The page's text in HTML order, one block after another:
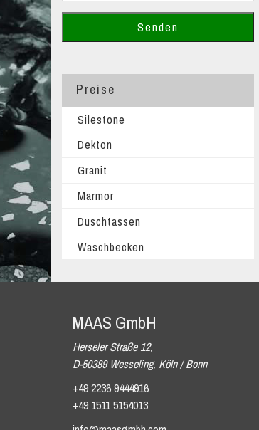
Preise
Silestone
Dekton
Granit
Marmor
Duschtassen
Waschbecken
MAAS GmbH
Herseler Straße 12,
D-50389 Wesseling, Köln / Bonn
+49 2236 9444916
+49 1511 5154013